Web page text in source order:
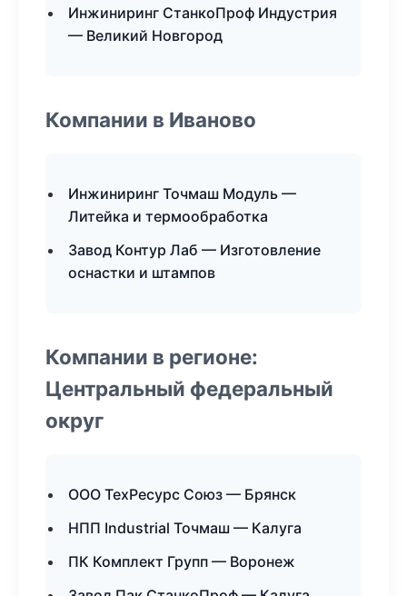
Инжиниринг СтанкоПроф Индустрия
— Великий Новгород
Компании в Иваново
Инжиниринг Точмаш Модуль —
Литейка и термообработка
Завод Контур Лаб — Изготовление
оснастки и штампов
Компании в регионе:
Центральный федеральный
округ
ООО ТехРесурс Союз — Брянск
НПП Industrial Точмаш — Калуга
ПК Комплект Групп — Воронеж